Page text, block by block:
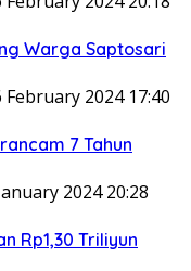
Warga Saptosari
February 2024 17:40
7 Tahun
2024 20:28
Rp1,30 Triliyun